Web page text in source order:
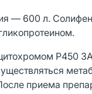
— 600 л.
Р450
приема